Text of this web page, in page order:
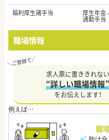
福利厚生諸手当
厚生年金
通勤手当
職場情報
求人票に書ききれない
“詳しい職場情報”
をお伝えします！
職